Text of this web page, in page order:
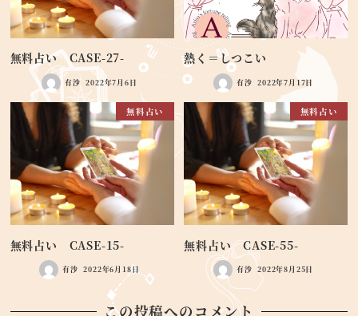
無料占い CASE-27-
有沙 2022年7月6日
熱く＝しつこい
有沙 2022年7月17日
無料占い
無料占い CASE-15-
有沙 2022年6月18日
無料占い
無料占い CASE-55-
有沙 2022年8月25日
この投稿へのコメント